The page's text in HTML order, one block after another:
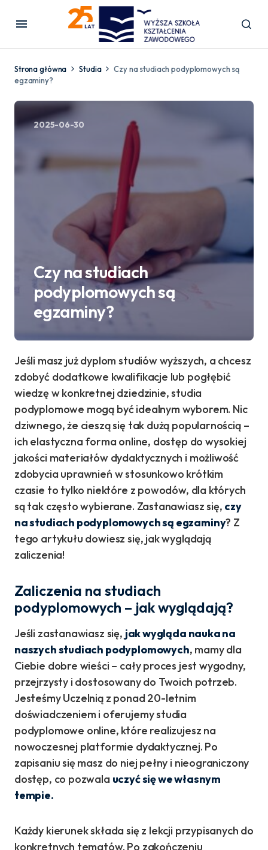
Strona główna Studia
Czy na studiach podyplomowych są
egzaminy?
2025-06-30
Czy na studiach
podyplomowych są
egzaminy?
Jeśli masz już dyplom studiów wyższych, a chcesz
zdobyć dodatkowe kwalifikacje lub pogłębić
wiedzę w konkretnej dziedzinie, studia
podyplomowe mogą być idealnym wyborem. Nic
dziwnego, że cieszą się tak dużą popularnością –
ich elastyczna forma online, dostęp do wysokiej
jakości materiałów dydaktycznych i możliwość
zdobycia uprawnień w stosunkowo krótkim
czasie to tylko niektóre z powodów, dla których
są tak często wybierane. Zastanawiasz się, czy
na studiach podyplomowych są egzaminy? Z
tego artykułu dowiesz się, jak wyglądają
zaliczenia!
Zaliczenia na studiach
podyplomowych – jak wyglądają?
Jeśli zastanawiasz się, jak wygląda nauka na
naszych studiach podyplomowych, mamy dla
Ciebie dobre wieści – cały proces jest wygodny,
przejrzysty i dostosowany do Twoich potrzeb.
Jesteśmy Uczelnią z ponad 20-letnim
doświadczeniem i oferujemy studia
podyplomowe online, które realizujesz na
nowoczesnej platformie dydaktycznej. Po
zapisaniu się masz do niej pełny i nieograniczony
dostęp, co pozwala uczyć się we własnym
tempie.
Każdy kierunek składa się z lekcji przypisanych do
konkretnych tematów. Po zakończeniu